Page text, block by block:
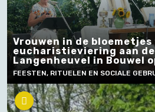
Vrouwen in de
eucharistieviering aan de
Langenheuvel in Bouwel
FEESTEN, RITUELEN EN SOCIALE